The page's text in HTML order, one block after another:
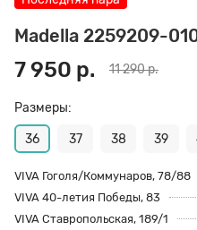
Madella 2259209-
7 950 р. 11 290 р.
Размеры:
36 37 38 39
VIVA Гоголя/Коммунаров, 78/88
VIVA 40-летия Победы, 83
VIVA Ставропольская, 189/1
70 den
Подпяточники
Пропитка
Пяткоудерживатели